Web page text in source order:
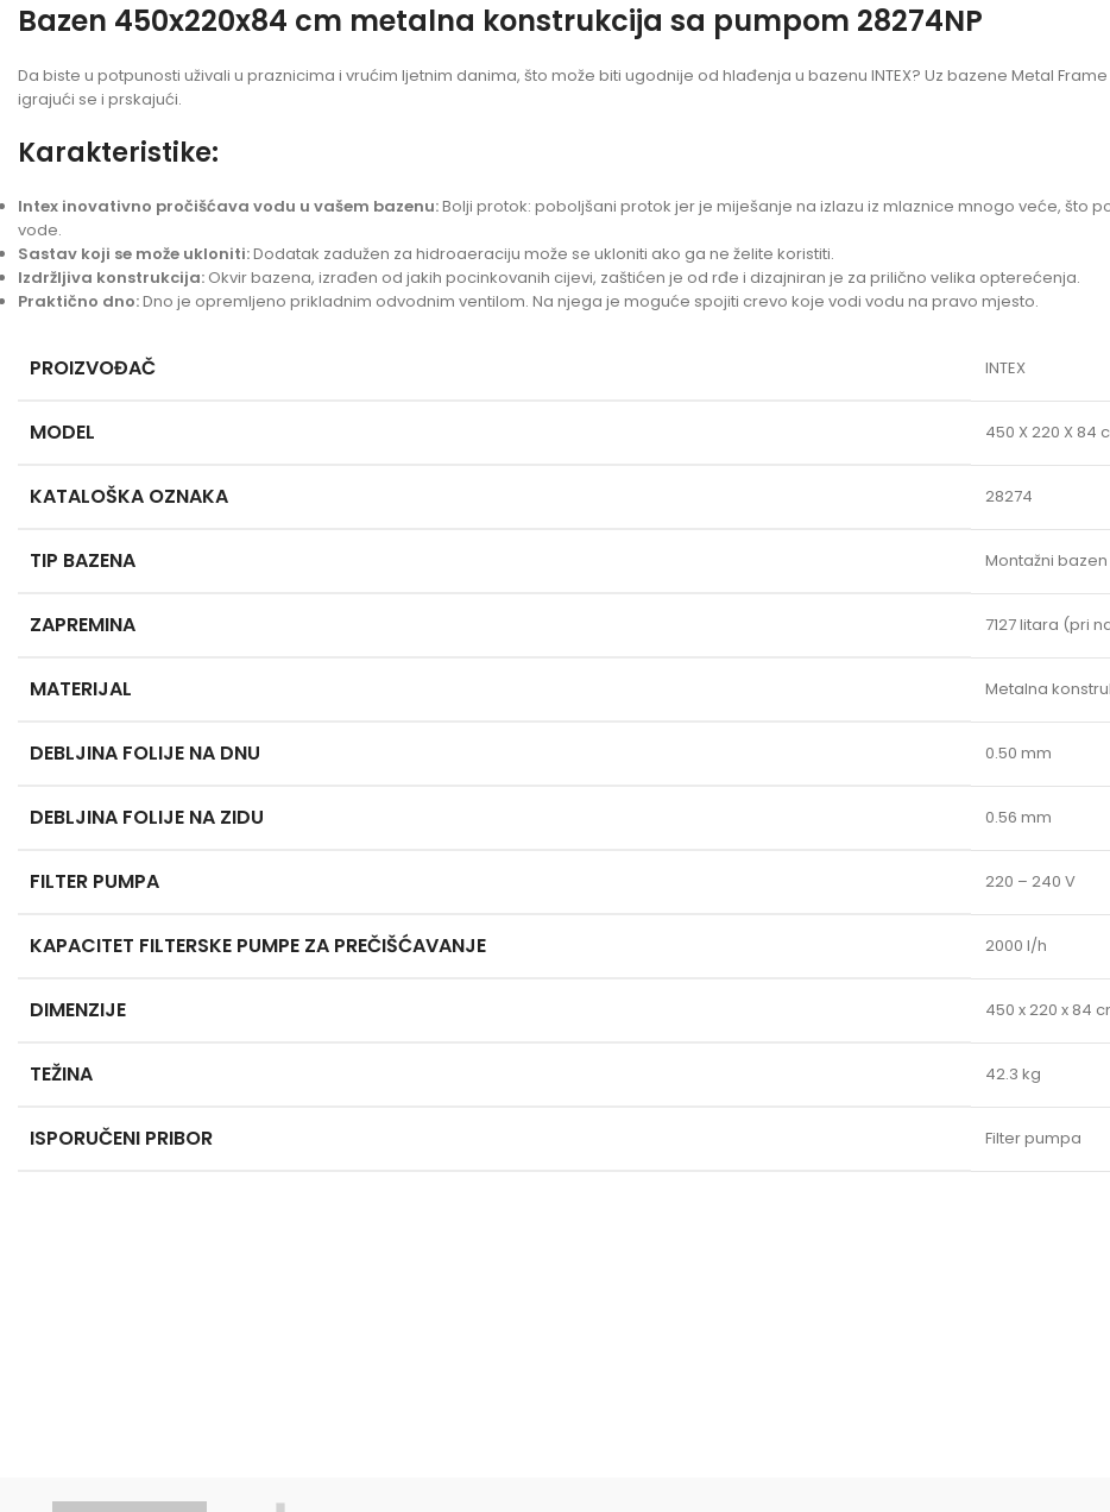
Bazen 450x220x84 cm metalna konstrukcija sa pumpom 28274NP
Da biste u potpunosti uživali u praznicima i vrućim ljetnim danima, što može biti ugodnije od hlađenja u bazenu INTEX? Uz bazene Metal
igrajući se i prskajući.
Karakteristike:
Intex inovativno pročišćava vodu u vašem bazenu:Bolji protok: poboljšani protok jer je miješanje na izlazu iz mlaznice mnogo veće, što
vode.
Sastav koji se može ukloniti:Dodatak zadužen za hidroaeraciju može se ukloniti ako ga ne želite koristiti.
Izdržljiva konstrukcija: Okvir bazena, izrađen od jakih pocinkovanih cijevi, zaštićen je od rđe i dizajniran je za prilično velika opterećenja.
Praktično dno:Dno je opremljeno prikladnim odvodnim ventilom. Na njega je moguće spojiti crevo koje vodi vodu na pravo mjesto.
PROIZVOĐAČ INTEX
MODEL 450 X 220 X 84
KATALOŠKA OZNAKA 28274
TIP BAZENA Montažni bazen
ZAPREMINA 7127 litara (pri
MATERIJAL Metalna
DEBLJINA FOLIJE NA DNU 0.50 mm
DEBLJINA FOLIJE NA ZIDU 0.56 mm
FILTER PUMPA 220 – 240 V
KAPACITET FILTERSKE PUMPE ZA PREČIŠĆAVANJE 2000 l/h
DIMENZIJE 450 x 220 x 84
TEŽINA 42.3 kg
ISPORUČENI PRIBOR Filter pumpa